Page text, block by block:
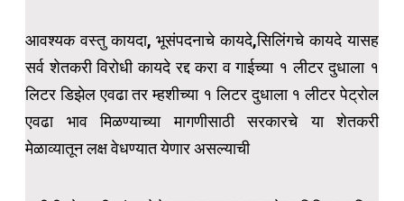
आवश्यक वस्तु कायदा, भूसंपदनाचे कायदे,सिलिंगचे कायदे यासह
सर्व शेतकरी विरोधी कायदे रद्द करा व गाईच्या १ लीटर दुधाला १
लिटर डिझेल एवढा तर म्हशीच्या १ लिटर दुधाला १ लीटर पेट्रोल
एवढा भाव मिळण्याच्या मागणीसाठी सरकारचे या शेतकरी
मेळाव्यातून लक्ष वेधण्यात येणार असल्याची